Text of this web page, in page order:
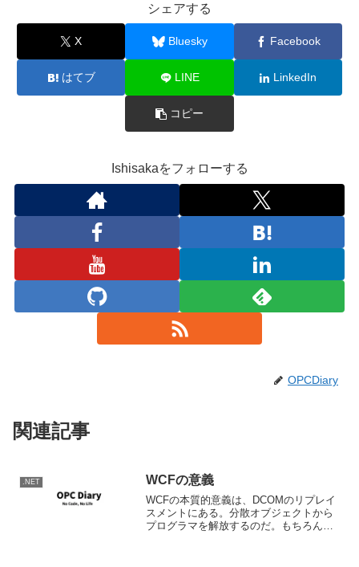
シェアする
X Bluesky Facebook
はてブ LINE LinkedIn
コピー
Ishisakaをフォローする
OPCDiary
関連記事
.NET WCFの意義
WCFの本質的意義は、DCOMのリプレイ
スメントにある。分散オブジェクトから
プログラマを解放するのだ。もちろん解